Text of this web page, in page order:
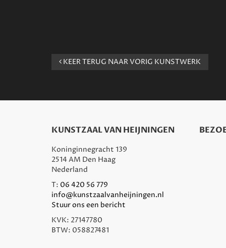
KEER TERUG NAAR VORIG KUNSTWERK
KUNSTZAAL VAN HEIJNINGEN
Koninginnegracht 139
2514 AM Den Haag
Nederland
T: 06 420 56 779
info@kunstzaalvanheijningen.nl
Stuur ons een bericht
KVK: 27147780
BTW: 058827481